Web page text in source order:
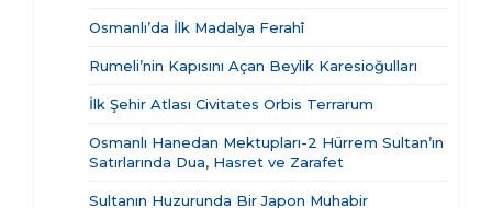
Osmanlı’da İlk Madalya Ferahî
Rumeli’nin Kapısını Açan Beylik Karesioğulları
İlk Şehir Atlası Civitates Orbis Terrarum
Osmanlı Hanedan Mektupları-2 Hürrem Sultan’ın
Satırlarında Dua, Hasret ve Zarafet
Sultanın Huzurunda Bir Japon Muhabir